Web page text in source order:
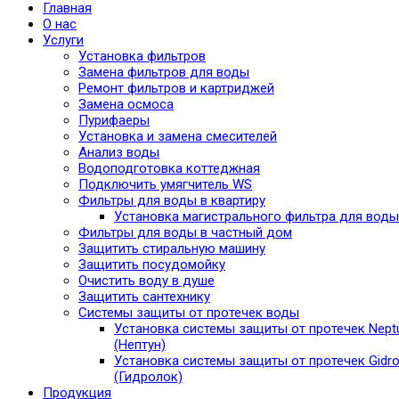
Главная
О нас
Услуги
Установка фильтров
Замена фильтров для воды
Ремонт фильтров и картриджей
Замена осмоса
Пурифаеры
Установка и замена смесителей
Анализ воды
Водоподготовка коттеджная
Подключить умягчитель WS
Фильтры для воды в квартиру
Установка магистрального фильтра для воды
Фильтры для воды в частный дом
Защитить стиральную машину
Защитить посудомойку
Очистить воду в душе
Защитить сантехнику
Системы защиты от протечек воды
Установка системы защиты от протечек
(Нептун)
Установка системы защиты от протечек
(Гидролок)
Продукция